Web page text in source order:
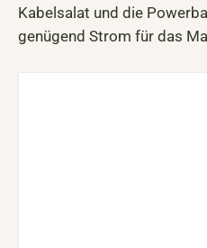
Kabelsalat und die
genügend Strom für das